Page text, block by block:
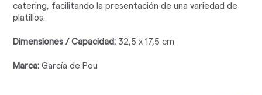
catering, facilitando la presentación de una variedad de
platillos.
Dimensiones / Capacidad: 32,5 x 17,5 cm
Marca: García de Pou